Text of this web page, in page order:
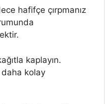
hafifçe çırpmanız
kaplayın.
kolay